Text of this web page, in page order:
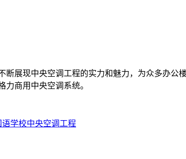
展现中央空调工程的实力和魅力，为众多办
商用中央空调系统。
学校中央空调工程